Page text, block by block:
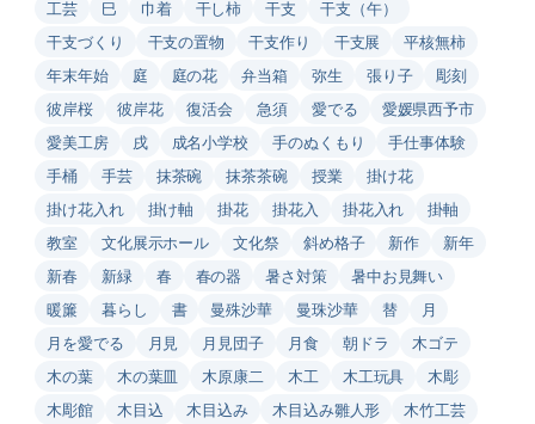
工芸 巳 巾着 干し柿 干支
干支（午）
干支づくり
干支の置物 干支作り 干支展
平核無柿
年末年始
庭 庭の花 弁当箱 弥生 張り子
彫刻
彼岸桜
彼岸花 復活会 急須 愛でる
愛媛県西予市
愛美工房
戌 成名小学校 手のぬくもり
手仕事体験
手桶
手芸 抹茶碗 抹茶茶碗 授業
掛け花
掛け花入れ
掛け軸 掛花 掛花入 掛花入れ
掛軸
教室
文化展示ホール 文化祭 斜め格子 新作
新年
新春
新緑 春 春の器 暑さ対策
暑中お見舞い
暖簾
暮らし 書 曼殊沙華 曼珠沙華 替
月
月を愛でる
月見 月見団子 月食 朝ドラ
木ゴテ
木の葉
木の葉皿 木原康二 木工 木工玩具
木彫
木彫館
木目込 木目込み 木目込み雛人形
木竹工芸